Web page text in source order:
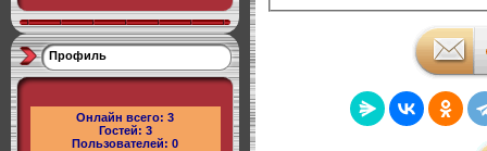
Профиль
Онлайн всего: 3
Гостей: 3
Пользователей: 0